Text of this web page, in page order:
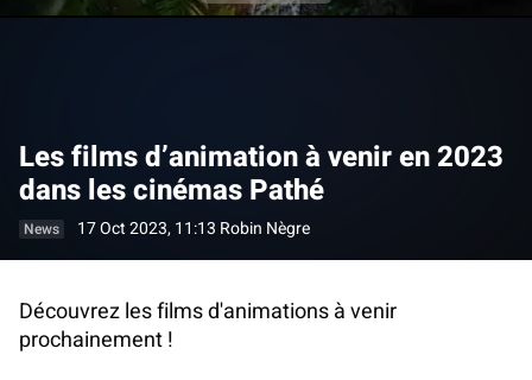
Les films d’animation à venir en 2023
dans les cinémas Pathé
News 17 Oct 2023, 11:13 Robin Nègre
Découvrez les films d'animations à venir
prochainement !